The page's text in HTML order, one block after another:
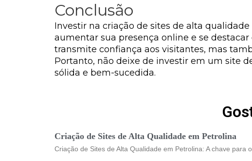
Conclusão
Investir na criação de sites de alta
aumentar sua presença online e se
transmite confiança aos visitantes, mas
Portanto, não deixe de investir em um site
sólida e bem-sucedida.
Criação de Sites de Alta Qualidade em Petrolina
Criação de Sites de Alta Qualidade em Petrolina: A chave para